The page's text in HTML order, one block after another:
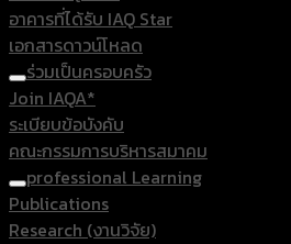
อาคารที่ได้รับ IAQ Star
เอกสารดาวน์โหลด
ร่วมเป็นครอบครัว
Join IAQA*
ระเบียบข้อบังคับ
คณะกรรมการบริหารสมาคม
professional Learning
Publications
Research (งานวิจัย)